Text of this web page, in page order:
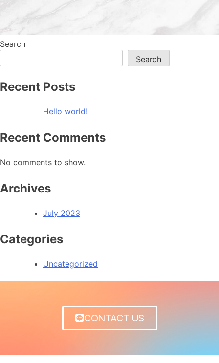
Search
Search
Recent Posts
Hello world!
Recent Comments
No comments to show.
Archives
July 2023
Categories
Uncategorized
CONTACT US